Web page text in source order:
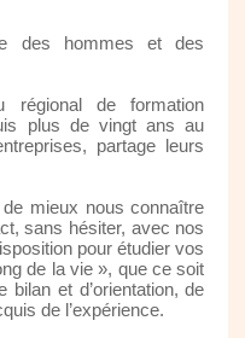
des hommes et des
régional de formation
plus de vingt ans au
partage leurs
mieux nous connaître
sans hésiter, avec nos
pour étudier vos
de la vie », que ce soit
et d’orientation, de
de l’expérience.